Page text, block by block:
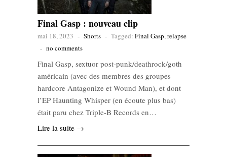
Final Gasp : nouveau clip
mai 18, 2023 - Shorts - Tagged: Final Gasp,relapse
- no comments
Final Gasp, sextuor post-punk/deathrock/goth
américain (avec des membres des groupes
hardcore Antagonize et Wound Man), et dont
l’EP Haunting Whisper (en écoute plus bas)
était paru chez Triple-B Records en…
Lire la suite →